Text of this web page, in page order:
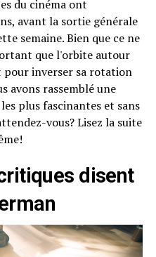
du cinéma ont
avant la sortie générale
semaine. Bien que ce ne
que l'orbite autour
pour inverser sa rotation
avons rassemblé une
plus fascinantes et sans
vous? Lisez la suite
disent